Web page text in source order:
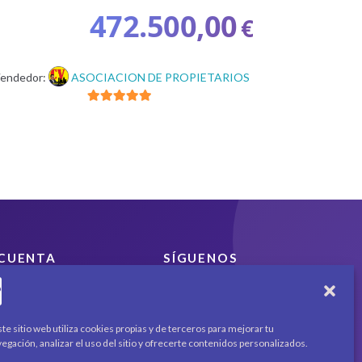
sitio web utiliza cookies propias y de terceros para mejorar tu
analizar el uso del sitio y ofrecerte contenidos personalizados.
472.500,00€
ASOCIACION DE PROPIETARIOS
Asociados
SÍGUENOS
promociones.